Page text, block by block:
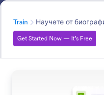
точно като вашата
Начало на диалоговия
Train Категория
Научете от
Get Started Now — It’s Free